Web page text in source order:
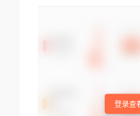
登录查